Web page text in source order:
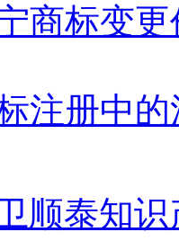
商标变
注册中
顺泰知